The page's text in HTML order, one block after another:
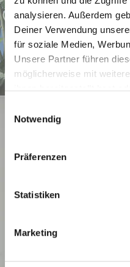
analysieren. Außerdem
Deiner Verwendung
für soziale Medien,
Unsere Partner führen
möglicherweise mit
Notwendig
Präferenzen
Statistiken
Marketing